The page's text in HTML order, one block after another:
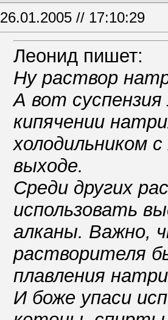
26.01.2005 // 17:10:29
Леонид пишет:
Ну раствор
А вот суспензия
кипячении
холодильником
выходе.
Среди других
использовать
алканы. Важно,
растворителя
плавления
И боже упаси